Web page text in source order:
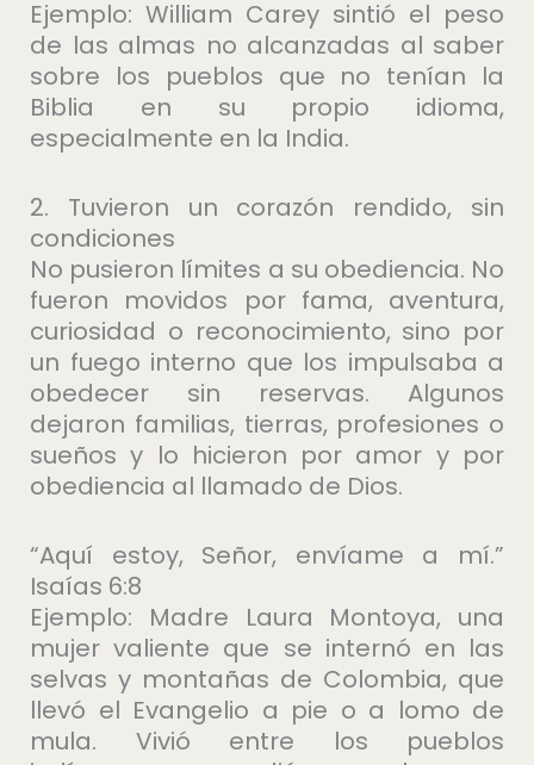
Ejemplo: William Carey sintió el peso
de las almas no alcanzadas al saber
sobre los pueblos que no tenían la
Biblia en su propio idioma,
especialmente en la India.
2. Tuvieron un corazón rendido, sin
condiciones
No pusieron límites a su obediencia. No
fueron movidos por fama, aventura,
curiosidad o reconocimiento, sino por
un fuego interno que los impulsaba a
obedecer sin reservas. Algunos
dejaron familias, tierras, profesiones o
sueños y lo hicieron por amor y por
obediencia al llamado de Dios.
“Aquí estoy, Señor, envíame a mí.”
Isaías 6:8
Ejemplo: Madre Laura Montoya, una
mujer valiente que se internó en las
selvas y montañas de Colombia, que
llevó el Evangelio a pie o a lomo de
mula. Vivió entre los pueblos